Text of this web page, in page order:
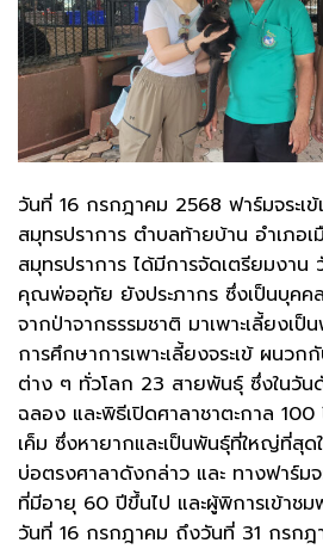
วันที่ 16 กรกฎาคม 2568 ฟาร์มจระเ
สมุทรปราการ ตำบลท้ายบ้าน อำเภอ
สมุทรปราการ ได้มีการจัดเตรียมงา
คุณพ่ออุทัย ยังประภากร ซึ่งเป็นบุคคล
จากป่าจากธรรมชาติ มาเพาะเลี้ยงเป็
การศึกษาการเพาะเลี้ยงจระเข้ ผนวก
ต่าง ๆ ทั่วโลก 23 สายพันธุ์ ซึ่งในวัน
ฉลอง และพิธีเปิดศาลาชาตะกาล 100
เค็ม ซึ่งหายากและเป็นพันธุ์ที่ใหญ่ที่สุด
บ่อตรงศาลาดังกล่าว และ ทางฟาร์มจ
ที่มีอายุ 60 ปีขึ้นไป และผู้พิการเข้าชม
วันที่ 16 กรกฎาคม ถึงวันที่ 31 กรกฎ